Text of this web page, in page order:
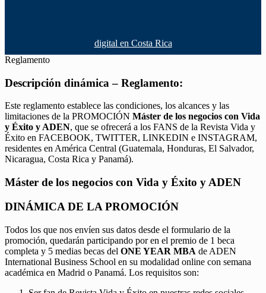
digital en Costa Rica
Reglamento
Descripción dinámica – Reglamento:
Este reglamento establece las condiciones, los alcances y las
limitaciones de la PROMOCIÓN Máster de los negocios con Vida
y Éxito y ADEN, que se ofrecerá a los FANS de la Revista Vida y
Éxito en FACEBOOK, TWITTER, LINKEDIN e INSTAGRAM,
residentes en América Central (Guatemala, Honduras, El Salvador,
Nicaragua, Costa Rica y Panamá).
Máster de los negocios con Vida y Éxito y ADEN
DINÁMICA DE LA PROMOCIÓN
Todos los que nos envíen sus datos desde el formulario de la
promoción, quedarán participando por en el premio de 1 beca
completa y 5 medias becas del ONE YEAR MBA de ADEN
International Business School en su modalidad online con semana
académica en Madrid o Panamá. Los requisitos son: